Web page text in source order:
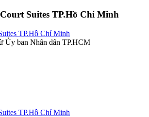
Suites TP.Hồ Chí Minh
TP.Hồ Chí Minh
Ủy ban Nhân dân TP.HCM
TP.Hồ Chí Minh